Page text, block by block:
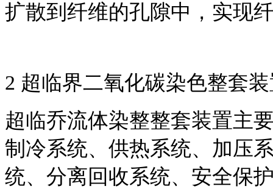
扩散到纤维的孔隙中，实现
2 超临界二氧化碳染色整套
超临乔流体染整整套装置主
制冷系统、供热系统、加压
统、分离回收系统、安全保